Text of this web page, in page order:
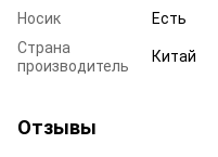
Носик
Есть
Страна
производитель
Китай
Отзывы